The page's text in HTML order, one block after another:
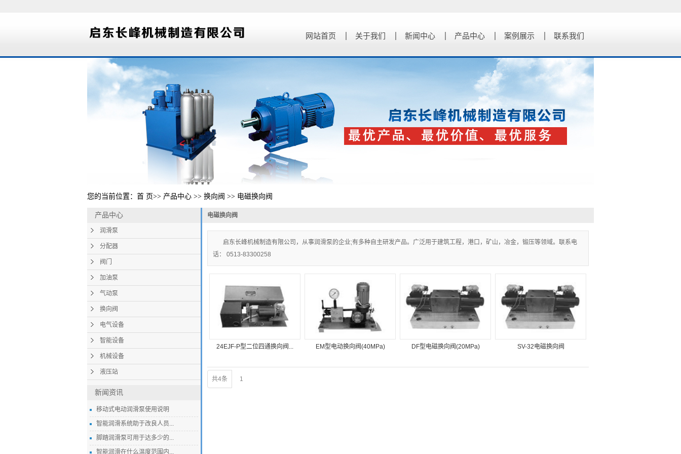
网站首页 关于我们 新闻中心 产品中心
分配器
阀门
加油泵
气动泵
案例展示 联系我们
您的当前位置： 首 页>> 产品中心 >> 换向阀 >> 电磁换向阀
产品中心
润滑泵
分配器
阀门
加油泵
气动泵
换向阀
电气设备
智能设备
机械设备
液压站
新闻资讯
移动式电动润滑泵使用说明
智能润滑系统助于改良人员...
脚踏润滑泵可用于达多少的...
智能润滑在什么温度范围内...
电磁换向阀
启东长峰机械制造有限公司，从事润滑泵的企业;有多种自主研发产品。广泛用于建筑工程，港口，矿山，冶金，锻压等领域。联系电
话： 0513-83300258
24EJF-P型二位四通换向阀... EM型电动换向阀(40MPa) DF型电磁换向阀(20MPa) SV-32电磁换向阀
共4条 1